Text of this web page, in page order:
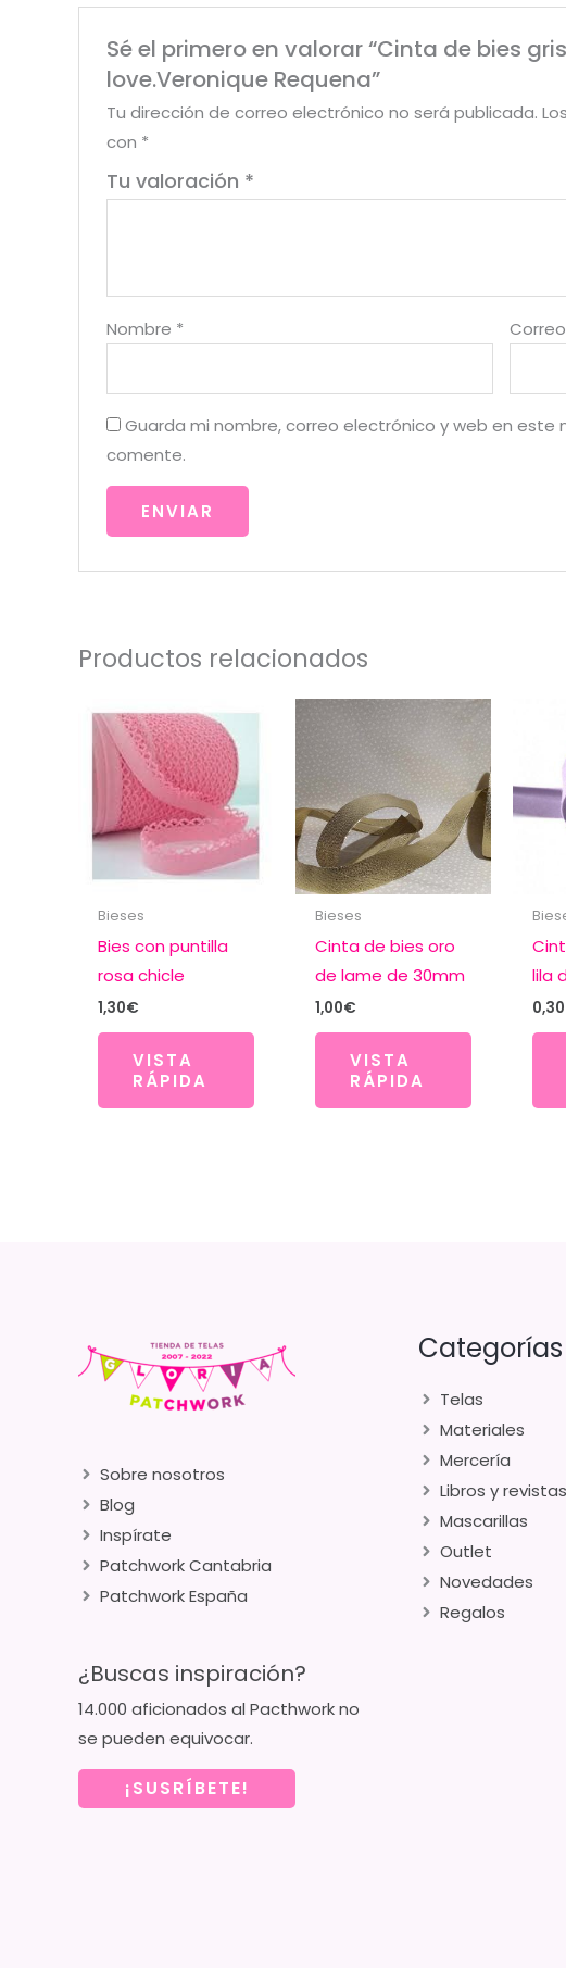
Sé el primero en valorar “Cinta de bies
love.Veronique Requena”
Tu dirección de correo electrónico no será publicada.
con *
Tu valoración *
Nombre *
Guarda mi nombre, correo electrónico y web en este
comente.
Productos relacionados
Bieses
Bies con puntilla
rosa chicle
1,30€
VISTA
RÁPIDA
Bieses
Cinta de bies oro
de lame de 30mm
1,00€
VISTA
RÁPIDA
lila
0,30
Sobre nosotros
Blog
Inspírate
Patchwork Cantabria
Patchwork España
¿Buscas inspiración?
14.000 aficionados al Pacthwork no
se pueden equivocar.
¡SUSRÍBETE!
Categorías
Telas
Materiales
Mercería
Libros y revistas
Mascarillas
Outlet
Novedades
Regalos